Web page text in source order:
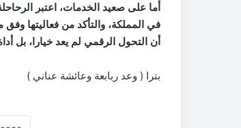
أما على صعيد الخدمات، اعتبر
في المملكة، والتأكد من فعاليتها وفق
أن التحول الرقمي لم يعد خيارا، بل
بترا ( وعد ربابعة وعائشة عناني )